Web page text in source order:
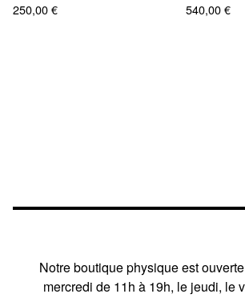
250,00€ 540,00€
Notre boutique physique est
mercredi de 11h à 19h, le jeudi, le